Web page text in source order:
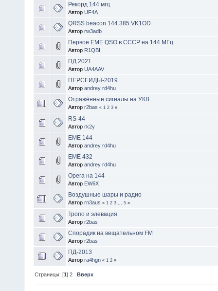
Рекорд 144 мгц.
Автор UF4A
QRSS beacon 144.385 VK1OD
Автор rw3adb
Первое ЕМЕ QSO в СССР на 144 МГц.
Автор R1QBI
ПД 2021
Автор UA4AAV
ПЕРСЕИДЫ-2019
Автор andrey rd4hu
Отражённые сигналы на УКВ
Автор r2bas « 1 2 3 »
RS-44
Автор rk2y
EME 144
Автор andrey rd4hu
EME 432
Автор andrey rd4hu
Opera на 144
Автор EW6X
Воздушные шары и радио
Автор rn3aus « 1 2 3 5 »
Тропо и элевация
Автор r2bas
Спорадик на вещательном FM
Автор r2bas
ПД-2013
Автор ra4hgn « 1 2 »
Страницы: [1]2 Вверх